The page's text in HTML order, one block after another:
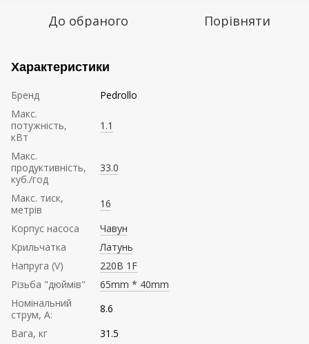
До обраного Порівняти
Характеристики
Бренд
Pedrollo
Mакс.
потужність,
кВт
1.1
Mакс.
продуктивність,
куб./год
33.0
Maкс. тиск,
метрів
16
Корпус насоса
Чавун
Крильчатка
Латунь
Напруга (V)
220В 1F
Різьба "дюймів"
65mm * 40mm
Номінальний
струм, А:
8.6
Вага, кг
31.5